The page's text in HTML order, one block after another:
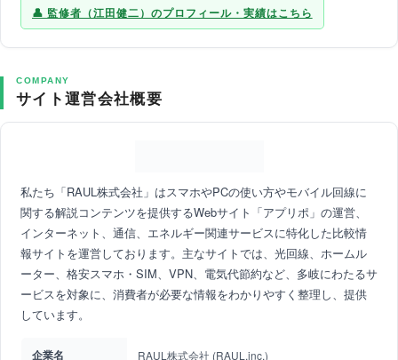
監修者（江田健二）のプロフィール・実績はこちら
COMPANY
サイト運営会社概要
私たち「RAUL株式会社」はスマホやPCの使い方やモバイル回線に
関する解説コンテンツを提供するWebサイト「アプリポ」の運営、
インターネット、通信、エネルギー関連サービスに特化した比較情
報サイトを運営しております。主なサイトでは、光回線、ホームル
ーター、格安スマホ・SIM、VPN、電気代節約など、多岐にわたるサ
ービスを対象に、消費者が必要な情報をわかりやすく整理し、提供
しています。
企業名 RAUL株式会社 (RAUL,inc.)